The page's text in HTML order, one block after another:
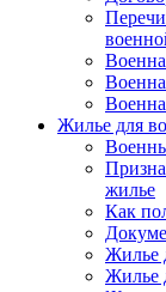
Жилье для
жилье
Как
Жилье
Жилье